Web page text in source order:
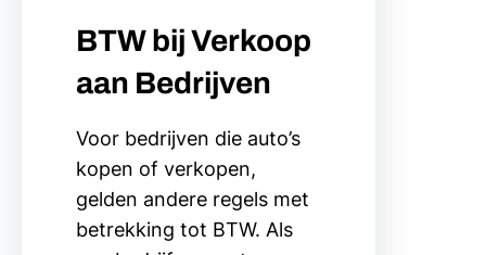
BTW bij Verkoop
aan Bedrijven
Voor bedrijven die auto’s
kopen of verkopen,
gelden andere regels met
betrekking tot BTW. Als